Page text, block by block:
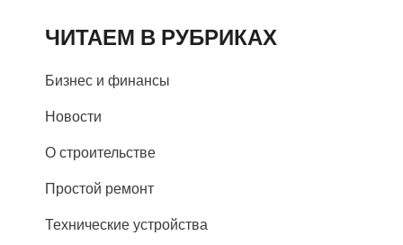
ЧИТАЕМ В РУБРИКАХ
Бизнес и финансы
Новости
О строительстве
Простой ремонт
Технические устройства